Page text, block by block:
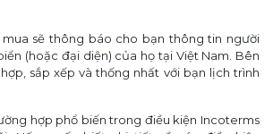
sẽ thông báo cho bạn thông tin người
(hoặc đại diện) của họ tại Việt Nam. Bên
sắp xếp và thống nhất với bạn lịch trình
hợp phổ biến trong điều kiện Incoterms